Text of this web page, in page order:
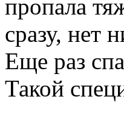
пропала
сразу, нет
Еще раз
Такой